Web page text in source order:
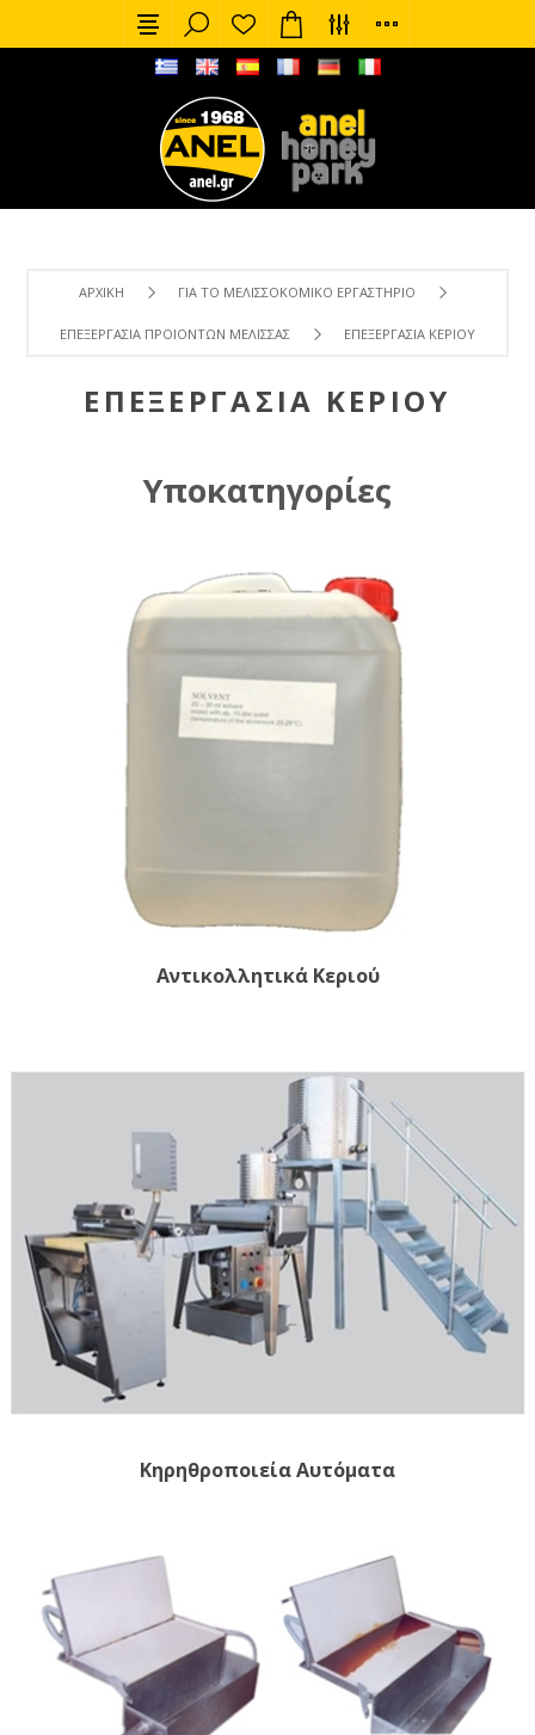
ΑΡΧΙΚΉ ΓΙΑ ΤΟ ΜΕΛΙΣΣΟΚΟΜΙΚΌ ΕΡΓΑΣΤΉΡΙΟ
ΕΠΕΞΕΡΓΑΣΊΑ ΠΡΟΙΌΝΤΩΝ ΜΈΛΙΣΣΑΣ ΕΠΕΞΕΡΓΑΣΊΑ ΚΕΡΙΟΎ
ΕΠΕΞΕΡΓΑΣΊΑ ΚΕΡΙΟΎ
Υποκατηγορίες
Αντικολλητικά Κεριού
Κηρηθροποιεία Αυτόματα